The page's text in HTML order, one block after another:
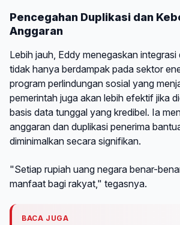
Pencegahan Duplikasi dan
Anggaran
Lebih jauh, Eddy menegaskan
tidak hanya berdampak pada sektor
program perlindungan sosial yang
pemerintah juga akan lebih efektif jika
basis data tunggal yang kredibel. Ia
anggaran dan duplikasi penerima
diminimalkan secara signifikan.
"Setiap rupiah uang negara benar-
manfaat bagi rakyat," tegasnya.
BACA JUGA